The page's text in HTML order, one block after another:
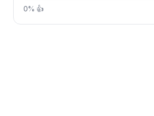
0% 👍